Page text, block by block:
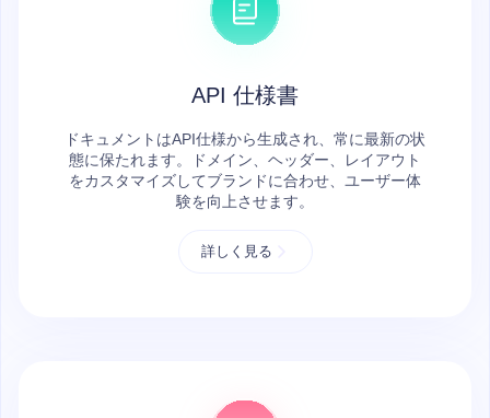
API 仕様書
ドキュメントはAPI仕様から生成され、常に最新の状
態に保たれます。ドメイン、ヘッダー、レイアウト
をカスタマイズしてブランドに合わせ、ユーザー体
験を向上させます。
詳しく見る